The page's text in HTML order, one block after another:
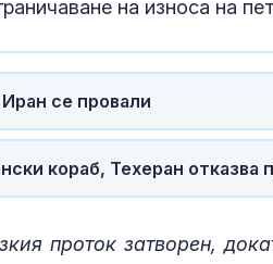
на износа на
се провали
кораб, Техеран отказва
проток затворен,